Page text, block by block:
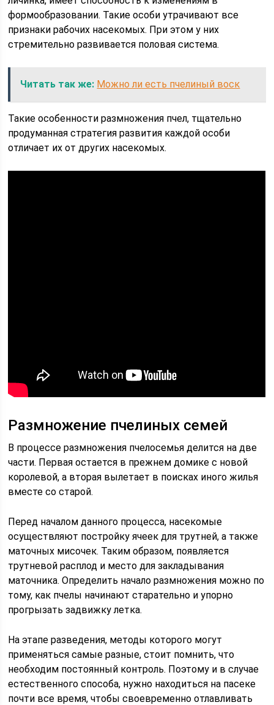
формообразовании. Такие особи утрачивают все
признаки рабочих насекомых. При этом у них
стремительно развивается половая система.
Читать так же: Можно ли есть пчелиный воск
Такие особенности размножения пчел, тщательно
продуманная стратегия развития каждой особи
отличает их от других насекомых.
Размножение пчелиных семей
В процессе размножения пчелосемья делится на две
части. Первая остается в прежнем домике с новой
королевой, а вторая вылетает в поисках иного жилья
вместе со старой.
Перед началом данного процесса, насекомые
осуществляют постройку ячеек для трутней, а также
маточных мисочек. Таким образом, появляется
трутневой расплод и место для закладывания
маточника. Определить начало размножения можно по
тому, как пчелы начинают старательно и упорно
прогрызать задвижку летка.
На этапе разведения, методы которого могут
применяться самые разные, стоит помнить, что
необходим постоянный контроль. Поэтому и в случае
естественного способа, нужно находиться на пасеке
почти все время, чтобы своевременно отлавливать